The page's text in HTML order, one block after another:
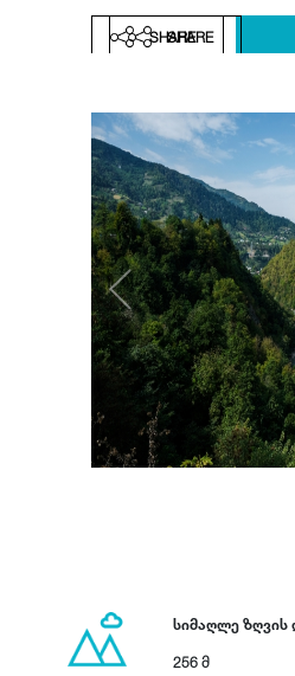
SHARE
SHARE
სიმაღლე
256 მ